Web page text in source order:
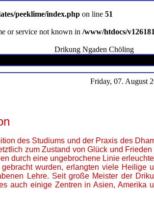
peeklime/index.php on line 51
or service not known in /www/htdocs/
Drikung Ngaden Chöling
Friday, 07. August
des Studiums und der Praxis des
zum Zustand von Glück und Frieden
durch eine ungebrochene Linie
wurden, erlangten viele Heilige
Lehre. Seit große Meister der
auch einige Zentren in Asien, Amerika